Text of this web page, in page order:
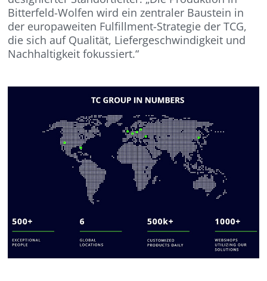
Bitterfeld-Wolfen wird ein zentraler Baustein in
der europaweiten Fulfillment-Strategie der TCG,
die sich auf Qualität, Liefergeschwindigkeit und
Nachhaltigkeit fokussiert.“